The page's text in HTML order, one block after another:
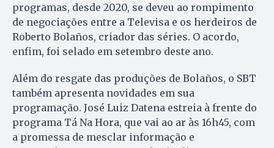
programas, desde 2020, se deveu ao rompimento
de negociações entre a Televisa e os herdeiros de
Roberto Bolaños, criador das séries. O acordo,
enfim, foi selado em setembro deste ano.
Além do resgate das produções de Bolaños, o SBT
também apresenta novidades em sua
programação. José Luiz Datena estreia à frente do
programa Tá Na Hora, que vai ao ar às 16h45, com
a promessa de mesclar informação e